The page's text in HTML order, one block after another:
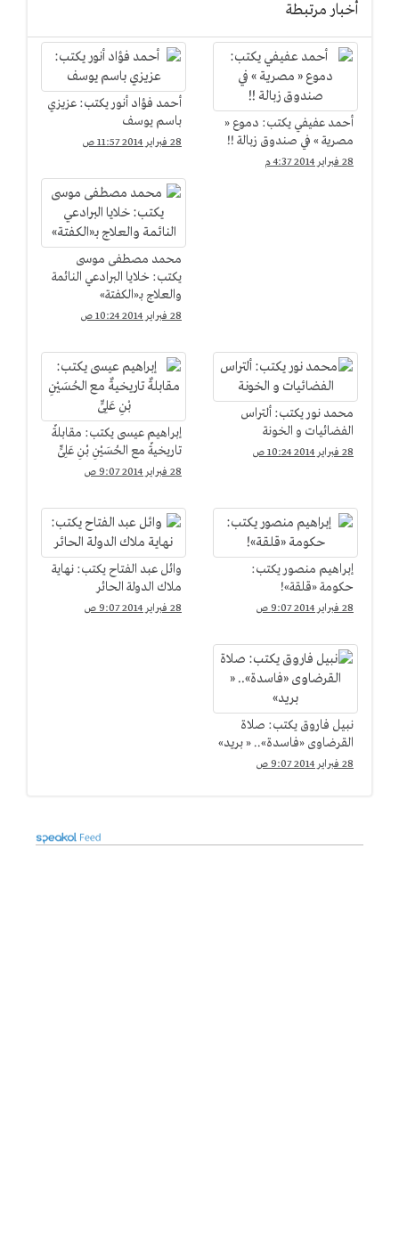
أخبار مرتبطة
أحمد عفيفي يكتب: دموع «
مصرية » في صندوق زبالة !!
28 فبراير 2014 4:37 م
أحمد فؤاد أنور يكتب: عزيزي
باسم يوسف
28 فبراير 2014 11:57 ص
محمد مصطفى موسى
يكتب: خلايا البرادعي النائمة
والعلاج بـ«الكفتة»
28 فبراير 2014 10:24 ص
محمد نور يكتب: ألتراس
الفضائيات و الخونة
28 فبراير 2014 10:24 ص
إبراهيم عيسى يكتب: مقابلةٌ
تاريخيةٌ مع الحُسَيْنِ بْنِ عَلِىٍّ
28 فبراير 2014 9:07 ص
إبراهيم منصور يكتب:
حكومة «قلقة»!
28 فبراير 2014 9:07 ص
وائل عبد الفتاح يكتب: نهاية
ملاك الدولة الحائر
28 فبراير 2014 9:07 ص
نبيل فاروق يكتب: صلاة
القرضاوى «فاسدة».. « بريد»
28 فبراير 2014 9:07 ص